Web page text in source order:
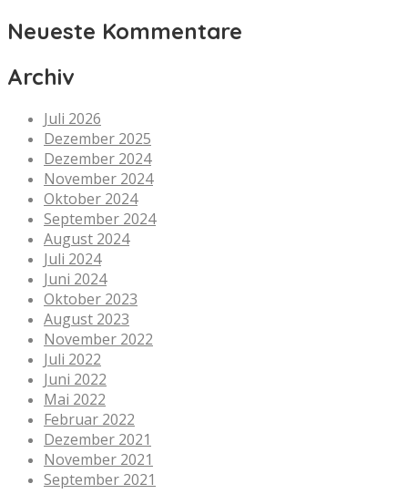
Neueste Kommentare
Archiv
Juli 2026
Dezember 2025
Dezember 2024
November 2024
Oktober 2024
September 2024
August 2024
Juli 2024
Juni 2024
Oktober 2023
August 2023
November 2022
Juli 2022
Juni 2022
Mai 2022
Februar 2022
Dezember 2021
November 2021
September 2021